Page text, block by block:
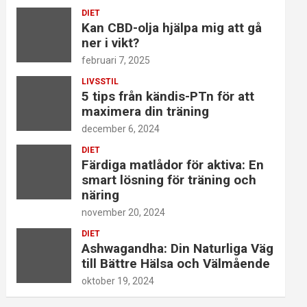
DIET
Kan CBD-olja hjälpa mig att gå
ner i vikt?
februari 7, 2025
LIVSSTIL
5 tips från kändis-PTn för att
maximera din träning
december 6, 2024
DIET
Färdiga matlådor för aktiva: En
smart lösning för träning och
näring
november 20, 2024
DIET
Ashwagandha: Din Naturliga Väg
till Bättre Hälsa och Välmående
oktober 19, 2024